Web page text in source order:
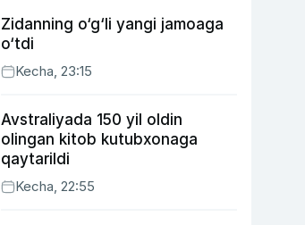
Zidanning o‘g‘li yangi jamoaga
o‘tdi
Kecha, 23:15
Avstraliyada 150 yil oldin
olingan kitob kutubxonaga
qaytarildi
Kecha, 22:55